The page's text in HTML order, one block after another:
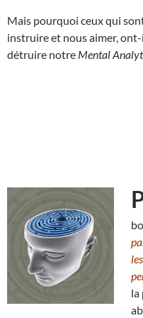
Mais pourquoi ceux qui
instruire et nous aimer,
détruire notre Mental
la